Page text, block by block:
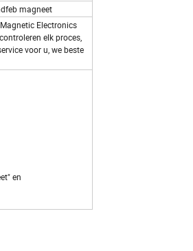
magneet
Electronics
elk proces,
voor u, we beste
en